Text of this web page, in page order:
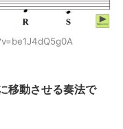
移動させる奏法で